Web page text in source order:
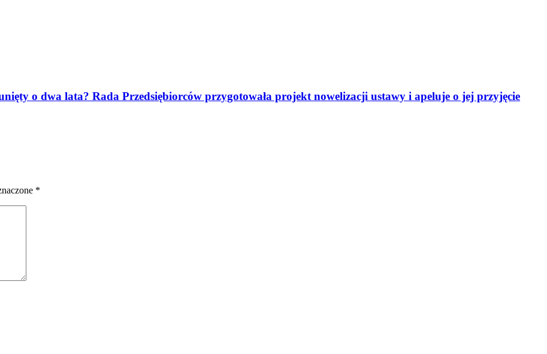
o dwa lata? Rada Przedsiębiorców przygotowała projekt nowelizacji ustawy i apeluje o jej przyjęcie
*